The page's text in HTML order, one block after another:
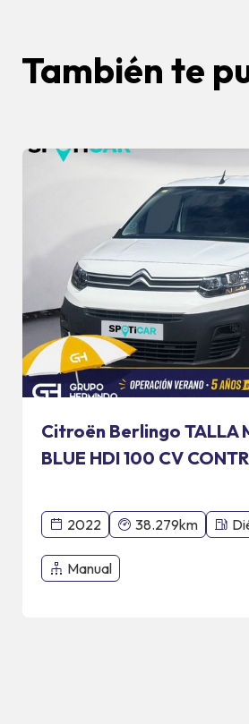
También te
Citroën Berlingo TALLA
BLUE HDI 100 CV
2022 38.279km
Manual